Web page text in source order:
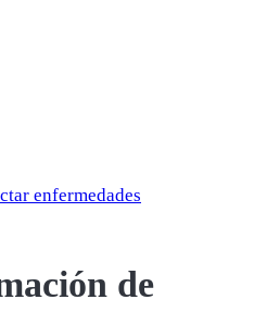
enfermedades
de